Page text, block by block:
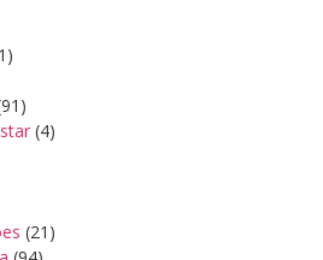
(4)
(21)